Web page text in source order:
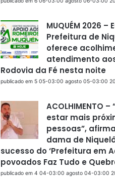
MUQUÉM 2026
Prefeitura de
oferece
atendimento
Rodovia da Fé nesta noite
publicado em 5 05-03:00 agosto 05-03:00
ACOLHIMENTO
estar mais
pessoas”,
dama de
sucesso do ‘Prefeitura em
povoados Faz Tudo e
publicado em 4 04-03:00 agosto 04-03:00